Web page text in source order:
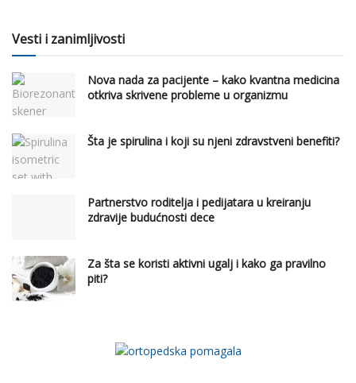
Vesti i zanimljivosti
Nova nada za pacijente – kako kvantna medicina
otkriva skrivene probleme u organizmu
Šta je spirulina i koji su njeni zdravstveni benefiti?
Partnerstvo roditelja i pedijatara u kreiranju
zdravije budućnosti dece
Za šta se koristi aktivni ugalj i kako ga pravilno
piti?